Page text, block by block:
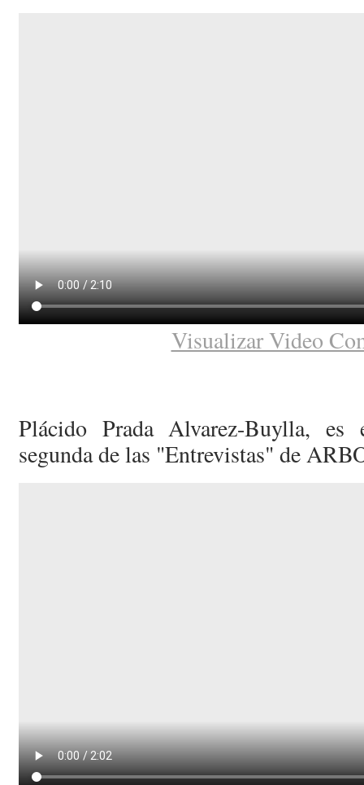
Visualizar Video
Plácido Prada Alvarez-Buylla,
segunda de las "Entrevistas" de